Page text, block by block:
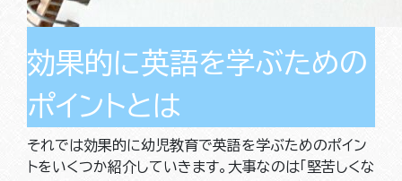
効果的に英語を学ぶための
ポイントとは
それでは効果的に幼児教育で英語を学ぶためのポイン
トをいくつか紹介していきます。大事なのは「堅苦しくな